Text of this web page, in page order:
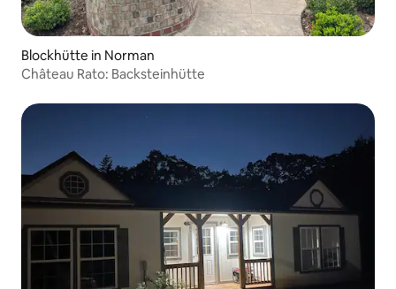
Blockhütte in Norman
Château Rato: Backsteinhütte